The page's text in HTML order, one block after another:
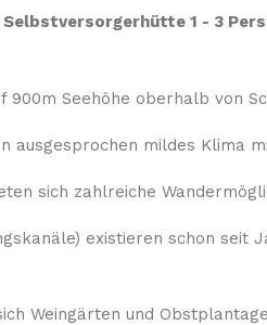
1 - 3
900m Seehöhe oberhalb von
ausgesprochen mildes Klima
sich zahlreiche
existieren schon seit
Weingärten und